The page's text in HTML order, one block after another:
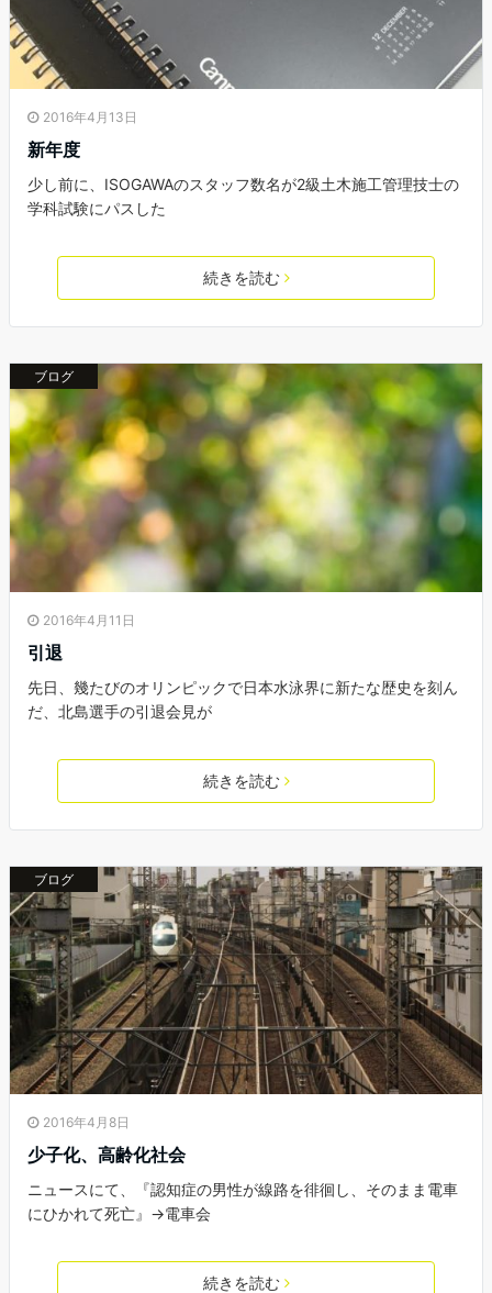
2016年4月13日
新年度
少し前に、ISOGAWAのスタッフ数名が2級土木施工管理技士の
学科試験にパスした
続きを読む
ブログ
2016年4月11日
引退
先日、幾たびのオリンピックで日本水泳界に新たな歴史を刻ん
だ、北島選手の引退会見が
続きを読む
ブログ
2016年4月8日
少子化、高齢化社会
ニュースにて、『認知症の男性が線路を徘徊し、そのまま電車
にひかれて死亡』→電車会
続きを読む